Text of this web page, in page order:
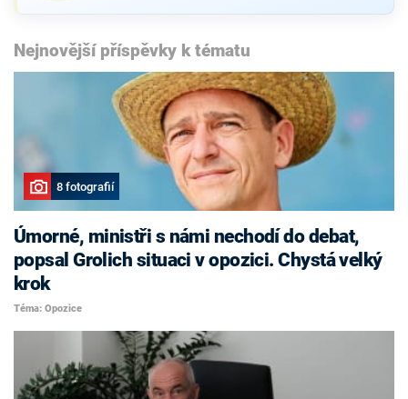
Nejnovější příspěvky k tématu
8 fotografií
Úmorné, ministři s námi nechodí do debat,
popsal Grolich situaci v opozici. Chystá velký
krok
Téma: Opozice